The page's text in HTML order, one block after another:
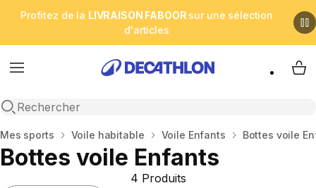
Profitez de la LIVRAISON FABOOR sur une sélection
d'articles
Menu
Open search
My
Accueil
Mes sports Voile habitable Voile Enfants Bottes voile
Bottes voile Enfants
4 Produits